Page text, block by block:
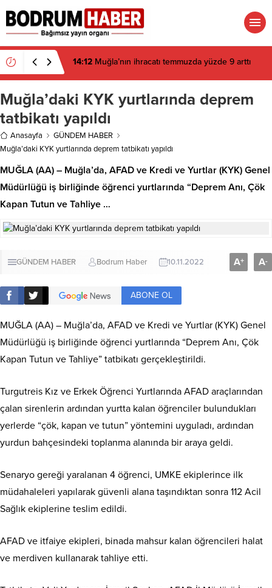
14:12 Muğla’nın ihracatı temmuzda yüzde 9 arttı
Muğla’daki KYK yurtlarında deprem
tatbikatı yapıldı
Anasayfa
GÜNDEM HABER
Muğla’daki KYK yurtlarında deprem tatbikatı yapıldı
MUĞLA (AA) – Muğla’da, AFAD ve Kredi ve Yurtlar (KYK) Genel
Müdürlüğü iş birliğinde öğrenci yurtlarında “Deprem Anı, Çök
Kapan Tutun ve Tahliye …
GÜNDEM HABER Bodrum Haber 10.11.2022 A+ A-
ABONE OL
MUĞLA (AA) – Muğla’da, AFAD ve Kredi ve Yurtlar (KYK) Genel
Müdürlüğü iş birliğinde öğrenci yurtlarında “Deprem Anı, Çök
Kapan Tutun ve Tahliye” tatbikatı gerçekleştirildi.
Turgutreis Kız ve Erkek Öğrenci Yurtlarında AFAD araçlarından
çalan sirenlerin ardından yurtta kalan öğrenciler bulundukları
yerlerde “çök, kapan ve tutun” yöntemini uyguladı, ardından
yurdun bahçesindeki toplanma alanında bir araya geldi.
Senaryo gereği yaralanan 4 öğrenci, UMKE ekiplerince ilk
müdahaleleri yapılarak güvenli alana taşındıktan sonra 112 Acil
Sağlık ekiplerine teslim edildi.
AFAD ve itfaiye ekipleri, binada mahsur kalan öğrencileri halat
ve merdiven kullanarak tahliye etti.